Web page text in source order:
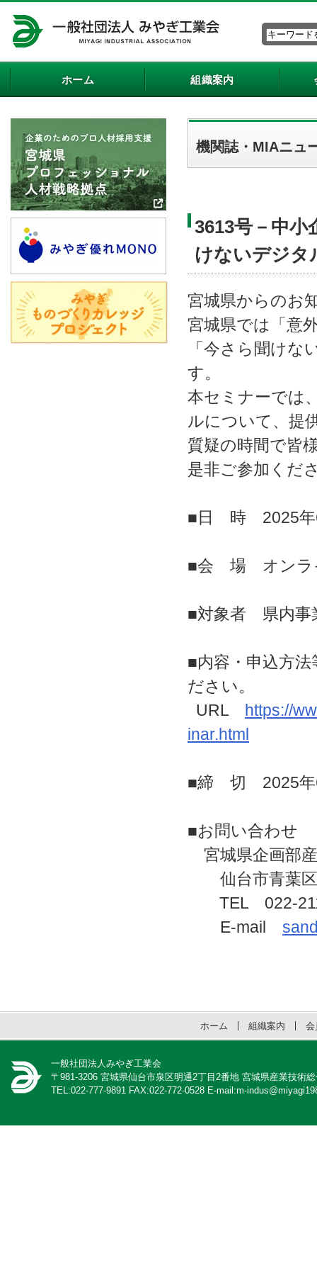
ホーム 組織案内
機関誌・MIAニュ
3613号－中小
けないデジタ
宮城県からのお
宮城県では「意
「今さら聞け
す。
本セミナーでは
ルについて、提
質疑の時間で皆
是非ご参加くだ
■日 時 2025年
■会 場 オンラ
■対象者 県内事
■内容・申込方
ださい。
URL https://
inar.html
■締 切 2025年
■お問い合わせ
宮城県企画部
仙台市青葉区
TEL 022-
E-mail
ホーム 組織案内 会
一般社団法人みやぎ工業会
〒981-3206 宮城県仙台市泉区明通2丁目2番地 宮城県産業技術
TEL:022-777-9891 FAX:022-772-0528 E-mail:m-